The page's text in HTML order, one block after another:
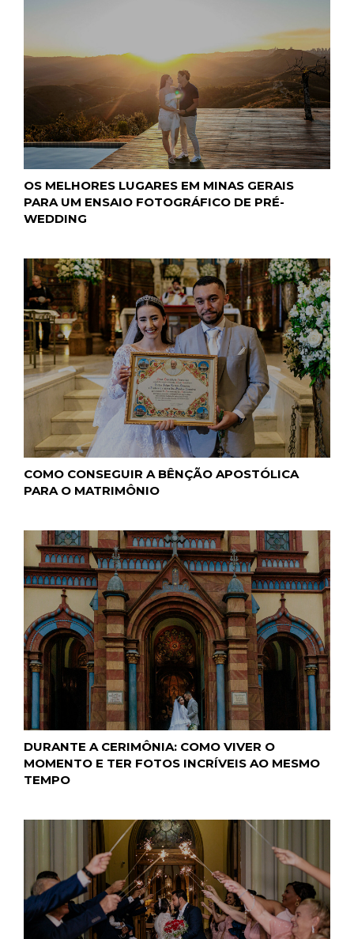
OS MELHORES LUGARES EM MINAS GERAIS
PARA UM ENSAIO FOTOGRÁFICO DE PRÉ-
WEDDING
COMO CONSEGUIR A BÊNÇÃO APOSTÓLICA
PARA O MATRIMÔNIO
DURANTE A CERIMÔNIA: COMO VIVER O
MOMENTO E TER FOTOS INCRÍVEIS AO MESMO
TEMPO